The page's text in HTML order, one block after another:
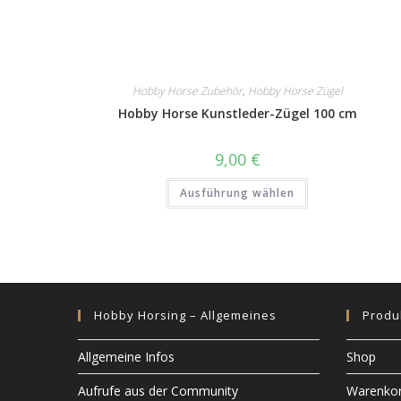
Hobby Horse Zubehör, Hobby Horse Zügel
Hobby Horse Kunstleder-Zügel 100 cm
9,00 €
Ausführung wählen
Dieses
weist
können
Produktseite
werden
Hobby Horsing – Allgemeines
Allgemeine Infos
Aufrufe aus der Community
Shop